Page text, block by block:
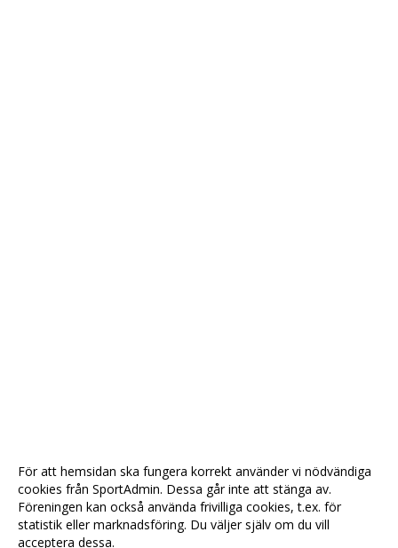
För att hemsidan ska fungera korrekt använder vi nödvändiga
cookies från SportAdmin. Dessa går inte att stänga av.
Föreningen kan också använda frivilliga cookies, t.ex. för
statistik eller marknadsföring. Du väljer själv om du vill
acceptera dessa.